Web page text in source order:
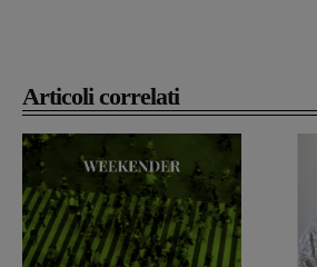
Articoli correlati